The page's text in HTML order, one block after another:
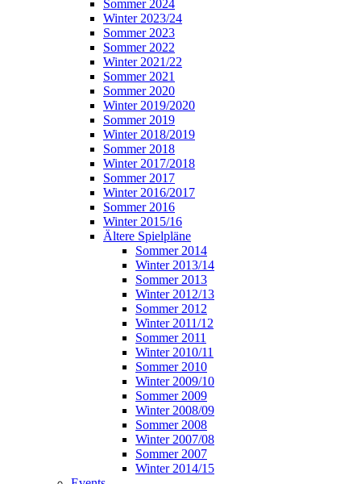
Sommer 2024
Winter 2023/24
Sommer 2023
Sommer 2022
Winter 2021/22
Sommer 2021
Sommer 2020
Winter 2019/2020
Sommer 2019
Winter 2018/2019
Sommer 2018
Winter 2017/2018
Sommer 2017
Winter 2016/2017
Sommer 2016
Winter 2015/16
Ältere Spielpläne
Sommer 2014
Winter 2013/14
Sommer 2013
Winter 2012/13
Sommer 2012
Winter 2011/12
Sommer 2011
Winter 2010/11
Sommer 2010
Winter 2009/10
Sommer 2009
Winter 2008/09
Sommer 2008
Winter 2007/08
Sommer 2007
Winter 2014/15